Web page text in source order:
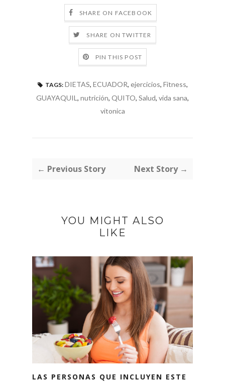
SHARE ON FACEBOOK
SHARE ON TWITTER
PIN THIS POST
TAGS: DIETAS, ECUADOR, ejercicios, Fitness,
GUAYAQUIL , nutrición, QUITO, Salud, vida sana,
vitonica
← Previous Story Next Story →
YOU MIGHT ALSO
LIKE
LAS PERSONAS QUE INCLUYEN ESTE